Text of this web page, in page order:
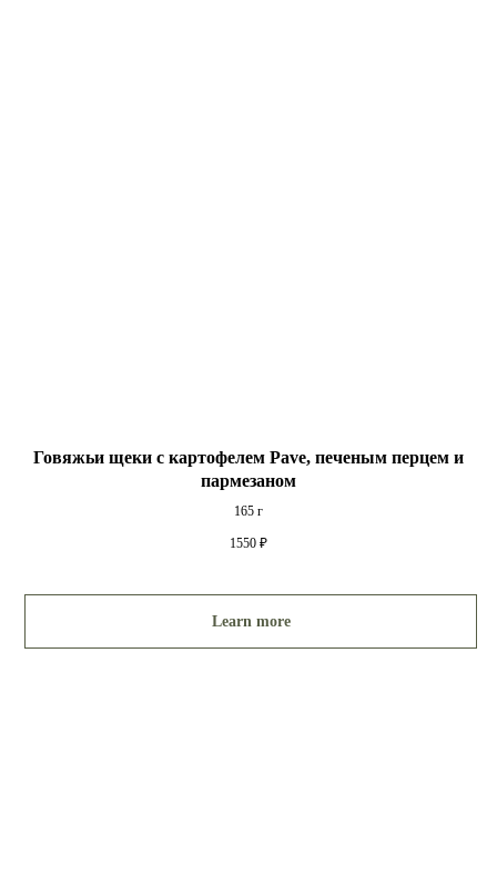
Говяжьи щеки с картофелем Pave, печеным перцем и
пармезаном
165 г
1550 ₽
Learn more